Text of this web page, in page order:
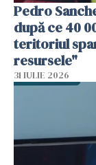
Pedro
după ce 40
teritoriul
resursele"
31 IULIE 2026